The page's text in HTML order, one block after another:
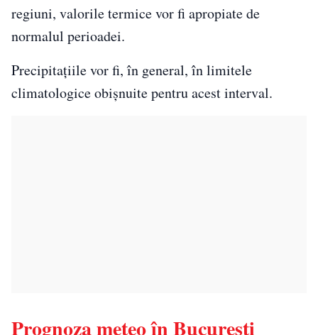
regiuni, valorile termice vor fi apropiate de
normalul perioadei.
Precipitațiile vor fi, în general, în limitele
climatologice obișnuite pentru acest interval.
Prognoza meteo în București